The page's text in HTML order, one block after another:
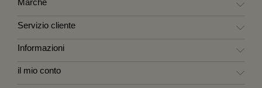
Marche
Servizio cliente
Informazioni
il mio conto